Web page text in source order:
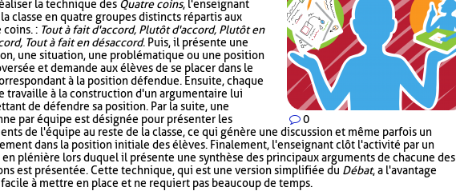
0
la technique des Quatre coins, l'enseignant
classe en quatre groupes distincts répartis aux
coins. : Tout à fait d'accord, Plutôt d'accord, Plutôt en
Tout à fait en désaccord. Puis, il présente une
une situation, une problématique ou une position
et demande aux élèves de se placer dans le
à la position défendue. Ensuite, chaque
travaille à la construction d'un argumentaire lui
de défendre sa position. Par la suite, une
par équipe est désignée pour présenter les
de l'équipe au reste de la classe, ce qui génère une discussion et même parfois un
dans la position initiale des élèves. Finalement, l'enseignant clôt l'activité par un
plénière lors duquel il présente une synthèse des principaux arguments de chacune des
est présentée. Cette technique, qui est une version simplifiée du Débat, a l'avantage
à mettre en place et ne requiert pas beaucoup de temps.